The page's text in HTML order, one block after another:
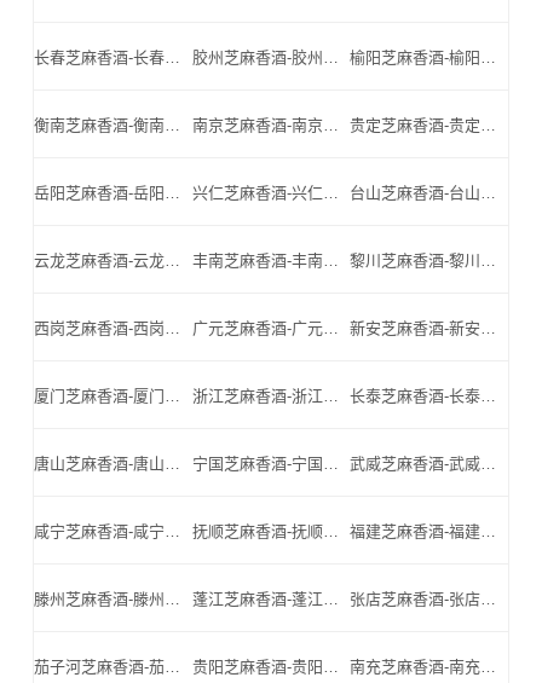
长春芝麻香酒-长春名酒-长春小北门_长春芝麻香酒厂家 胶州芝麻香酒-胶州名酒-胶州小北门_胶州芝麻香酒厂家 榆阳芝麻香酒-榆阳名酒-榆阳小北门_榆阳芝麻香酒厂家
衡南芝麻香酒-衡南名酒-衡南小北门_衡南芝麻香酒厂家 南京芝麻香酒-南京名酒-南京小北门_南京芝麻香酒厂家 贵定芝麻香酒-贵定名酒-贵定小北门_贵定芝麻香酒厂家
岳阳芝麻香酒-岳阳名酒-岳阳小北门_岳阳芝麻香酒厂家 兴仁芝麻香酒-兴仁名酒-兴仁小北门_兴仁芝麻香酒厂家 台山芝麻香酒-台山名酒-台山小北门_台山芝麻香酒厂家
云龙芝麻香酒-云龙名酒-云龙小北门_云龙芝麻香酒厂家 丰南芝麻香酒-丰南名酒-丰南小北门_丰南芝麻香酒厂家 黎川芝麻香酒-黎川名酒-黎川小北门_黎川芝麻香酒厂家
西岗芝麻香酒-西岗名酒-西岗小北门_西岗芝麻香酒厂家 广元芝麻香酒-广元名酒-广元小北门_广元芝麻香酒厂家 新安芝麻香酒-新安名酒-新安小北门_新安芝麻香酒厂家
厦门芝麻香酒-厦门名酒-厦门小北门_厦门芝麻香酒厂家 浙江芝麻香酒-浙江名酒-浙江小北门_浙江芝麻香酒厂家 长泰芝麻香酒-长泰名酒-长泰小北门_长泰芝麻香酒厂家
唐山芝麻香酒-唐山名酒-唐山小北门_唐山芝麻香酒厂家 宁国芝麻香酒-宁国名酒-宁国小北门_宁国芝麻香酒厂家 武威芝麻香酒-武威名酒-武威小北门_武威芝麻香酒厂家
咸宁芝麻香酒-咸宁名酒-咸宁小北门_咸宁芝麻香酒厂家 抚顺芝麻香酒-抚顺名酒-抚顺小北门_抚顺芝麻香酒厂家 福建芝麻香酒-福建名酒-福建小北门_福建芝麻香酒厂家
滕州芝麻香酒-滕州名酒-滕州小北门_滕州芝麻香酒厂家 蓬江芝麻香酒-蓬江名酒-蓬江小北门_蓬江芝麻香酒厂家 张店芝麻香酒-张店名酒-张店小北门_张店芝麻香酒厂家
茄子河芝麻香酒-茄子河名酒-茄子河小北门_茄子河芝麻香酒厂家 贵阳芝麻香酒-贵阳名酒-贵阳小北门_贵阳芝麻香酒厂家 南充芝麻香酒-南充名酒-南充小北门_南充芝麻香酒厂家